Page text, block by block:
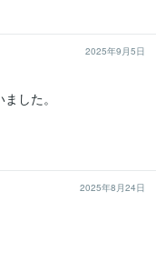
2025年9月5日
した。
2025年8月24日